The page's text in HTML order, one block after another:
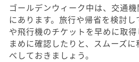
ゴールデンウィーク中は、交通
にあります。旅行や帰省を検討
や飛行機のチケットを早めに取
まめに確認したりと、スムーズ
べしておきましょう。